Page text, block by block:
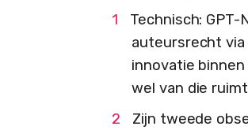
Technisch: GPT-
auteursrecht
innovatie
wel van die
Zijn tweede